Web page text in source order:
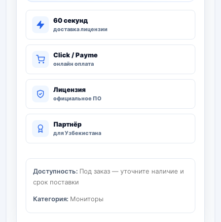
60 секунд
доставка лицензии
Click / Payme
онлайн оплата
Лицензия
официальное ПО
Партнёр
для Узбекистана
Доступность: Под заказ — уточните наличие и
срок поставки
Категория: Мониторы